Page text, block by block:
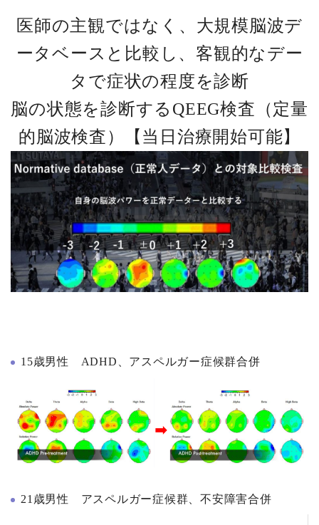
医師の主観ではなく、大規模脳波デ
ータベースと比較し、客観的なデー
タで症状の程度を診断
脳の状態を診断するQEEG検査（定量
的脳波検査）【当日治療開始可能】
15歳男性 ADHD、アスペルガー症候群合併
21歳男性 アスペルガー症候群、不安障害合併